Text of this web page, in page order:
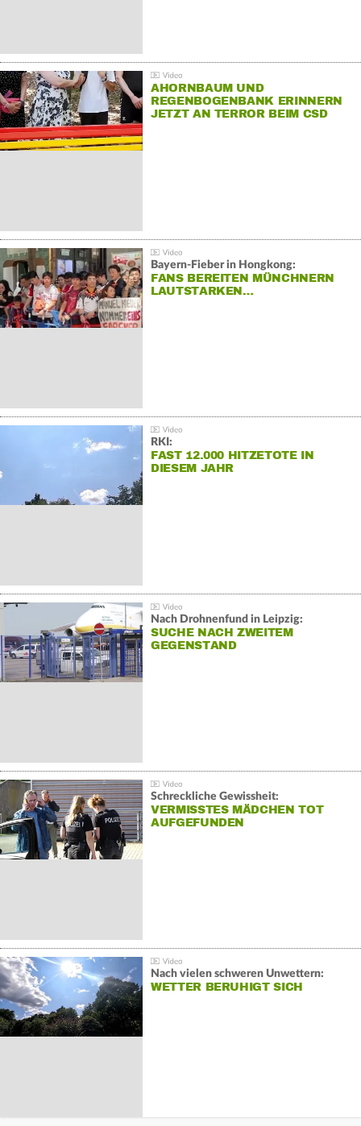
AHORNBAUM UND
REGENBOGENBANK ERINNERN
JETZT AN TERROR BEIM CSD
Bayern-Fieber in Hongkong:
FANS BEREITEN MÜNCHNERN
LAUTSTARKEN…
RKI:
FAST 12.000 HITZETOTE IN
DIESEM JAHR
Nach Drohnenfund in Leipzig:
SUCHE NACH ZWEITEM
GEGENSTAND
Schreckliche Gewissheit:
VERMISSTES MÄDCHEN TOT
AUFGEFUNDEN
Nach vielen schweren Unwettern:
WETTER BERUHIGT SICH